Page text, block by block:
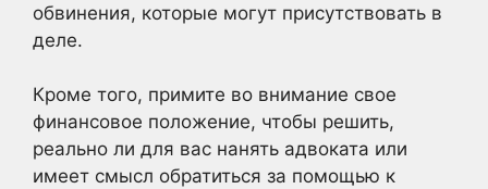
обвинения, которые могут присутствовать в
деле.
Кроме того, примите во внимание свое
финансовое положение, чтобы решить,
реально ли для вас нанять адвоката или
имеет смысл обратиться за помощью к